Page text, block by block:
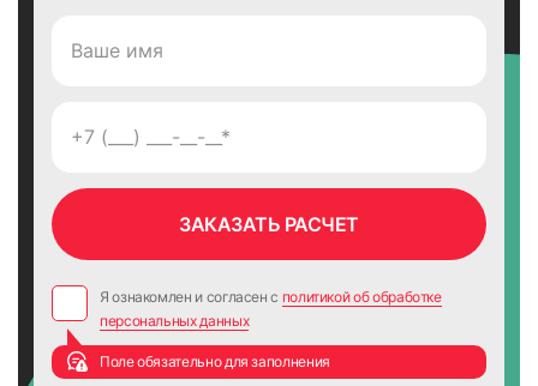
Я ознакомлен и согласен с политикой об обработке
персональных данных
Поле обязательно для заполнения